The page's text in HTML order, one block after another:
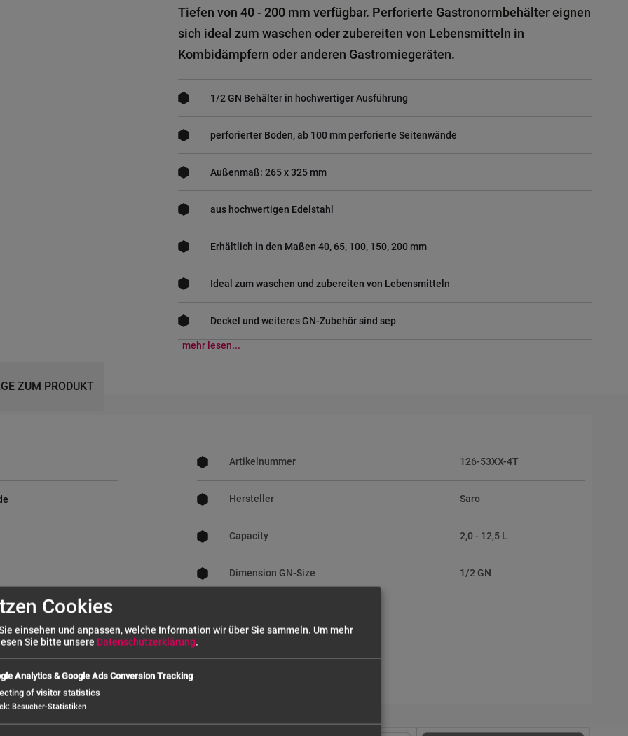
Tiefen von 40 - 200 mm verfügbar. Perforierte Gastronormbehälter eignen
sich ideal zum waschen oder zubereiten von Lebensmitteln in
Kombidämpfern oder anderen Gastromiegeräten.
1/2 GN Behälter in hochwertiger Ausführung
perforierter Boden, ab 100 mm perforierte Seitenwände
Außenmaß: 265 x 325 mm
aus hochwertigen Edelstahl
Erhältlich in den Maßen 40, 65, 100, 150, 200 mm
Ideal zum waschen und zubereiten von Lebensmitteln
Deckel und weiteres GN-Zubehör sind sep
mehr lesen...
InformationenArtikelnummer 126-53XX-4T
Hersteller Saro
Capacity 2,0 - 12,5 L
Dimension GN-Size 1/2 GN
ZUM PRODUKT
Cookies
einsehen und anpassen, welche Information wir über Sie sammeln. Um mehr
Sie bitte unsere Datenschutzerklärung.
Analytics & Google Ads Conversion Tracking
of visitor statistics
: Besucher-Statistiken